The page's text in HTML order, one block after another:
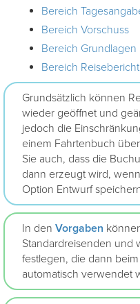
Bereich
Bereich Vorschuss
Bereich Grundlagen
Bereich Reisebericht
Grundsätzlich können
wieder geöffnet und
jedoch die
einem Fahrtenbuch
Sie auch, dass die
dann erzeugt wird,
Option Entwurf
In den Vorgaben
Standardreisenden und
festlegen, die dann
automatisch verwendet